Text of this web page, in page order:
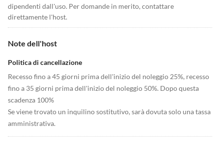
dipendenti dall'uso. Per domande in merito, contattare
direttamente l'host.
Note dell'host
Politica di cancellazione
Recesso fino a 45 giorni prima dell'inizio del noleggio 25%, recesso
fino a 35 giorni prima dell'inizio del noleggio 50%. Dopo questa
scadenza 100%
Se viene trovato un inquilino sostitutivo, sarà dovuta solo una tassa
amministrativa.